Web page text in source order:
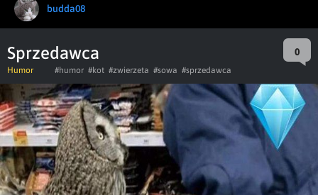
budda08
Sprzedawca 0
Humor #humor #kot #zwierzeta #sowa #sprzedawca